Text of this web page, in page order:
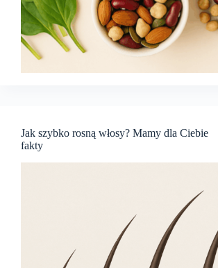
Jak szybko rosną włosy? Mamy dla Ciebie
fakty